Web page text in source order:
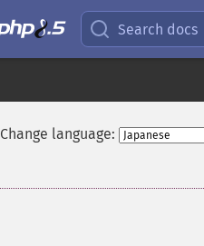
Search docs
Change language: